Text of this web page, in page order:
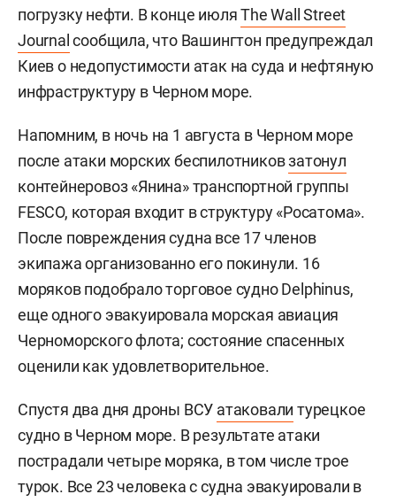
погрузку нефти. В конце июляThe Wall Street
Journal сообщила, что Вашингтон предупреждал
Киев о недопустимости атак на суда и нефтяную
инфраструктуру в Черном море.
Напомним, в ночь на 1 августа в Черном море
после атаки морских беспилотниковзатонул
контейнеровоз «Янина» транспортной группы
FESCO, которая входит в структуру «Росатома».
После повреждения судна все 17 членов
экипажа организованно его покинули. 16
моряков подобрало торговое судно Delphinus,
еще одного эвакуировала морская авиация
Черноморского флота; состояние спасенных
оценили как удовлетворительное.
Спустя два дня дроны ВСУ атаковали турецкое
судно в Черном море. В результате атаки
пострадали четыре моряка, в том числе трое
турок. Все 23 человека с судна эвакуировали в